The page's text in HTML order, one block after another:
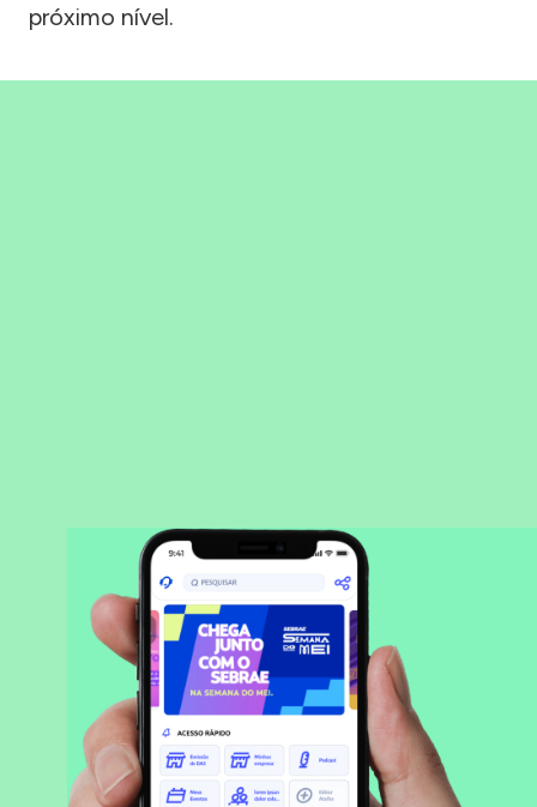
próximo nível.